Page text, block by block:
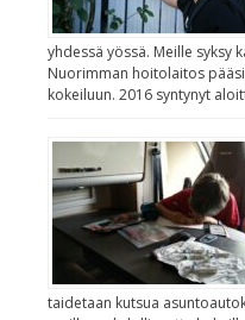
yhdessä yössä. Meille syksy
Nuorimman hoitolaitos
kokeiluun. 2016 syntynyt
taidetaan kutsua